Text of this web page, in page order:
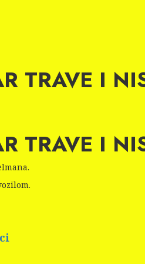
TRAVE I
TRAVE I